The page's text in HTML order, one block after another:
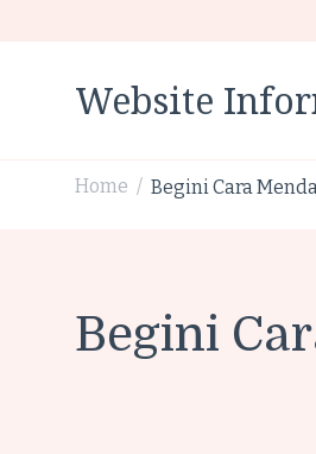
Website
Home / Begini Cara
Begini